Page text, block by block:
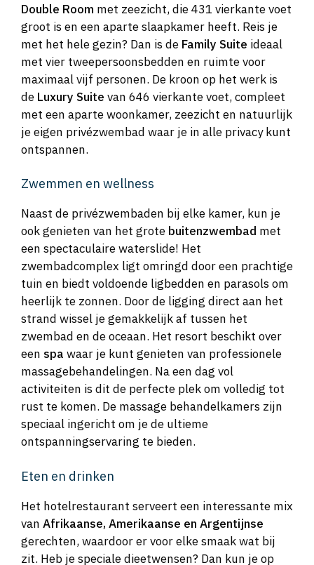
Double Room met zeezicht, die 431 vierkante voet
groot is en een aparte slaapkamer heeft. Reis je
met het hele gezin? Dan is de Family Suite ideaal
met vier tweepersoonsbedden en ruimte voor
maximaal vijf personen. De kroon op het werk is
de Luxury Suite van 646 vierkante voet, compleet
met een aparte woonkamer, zeezicht en natuurlijk
je eigen privézwembad waar je in alle privacy kunt
ontspannen.
Zwemmen en wellness
Naast de privézwembaden bij elke kamer, kun je
ook genieten van het grote buitenzwembad met
een spectaculaire waterslide! Het
zwembadcomplex ligt omringd door een prachtige
tuin en biedt voldoende ligbedden en parasols om
heerlijk te zonnen. Door de ligging direct aan het
strand wissel je gemakkelijk af tussen het
zwembad en de oceaan. Het resort beschikt over
een spa waar je kunt genieten van professionele
massagebehandelingen. Na een dag vol
activiteiten is dit de perfecte plek om volledig tot
rust te komen. De massage behandelkamers zijn
speciaal ingericht om je de ultieme
ontspanningservaring te bieden.
Eten en drinken
Het hotelrestaurant serveert een interessante mix
van Afrikaanse, Amerikaanse en Argentijnse
gerechten, waardoor er voor elke smaak wat bij
zit. Heb je speciale dieetwensen? Dan kun je op